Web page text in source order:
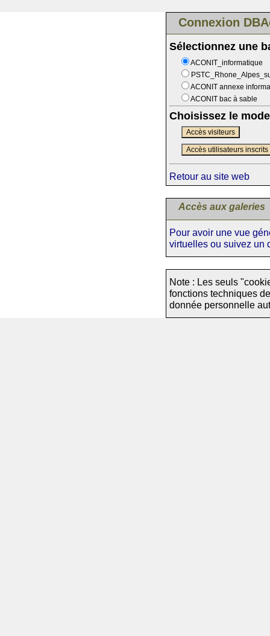
Connexion
Sélectionnez une
ACONIT_informatique
ACONIT annexe
ACONIT bac à sable
Choisissez le
Accès visiteurs
Accès utilisateurs inscrits
Retour au site web
Accès aux galeries
Pour avoir une vue
virtuelles ou suivez un
Note : Les seuls
fonctions techniques
donnée personnelle